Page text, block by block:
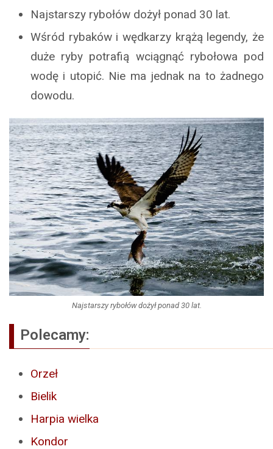
Najstarszy rybołów dożył ponad 30 lat.
Wśród rybaków i wędkarzy krążą legendy, że
duże ryby potrafią wciągnąć rybołowa pod
wodę i utopić. Nie ma jednak na to żadnego
dowodu.
Najstarszy rybołów dożył ponad 30 lat.
Polecamy:
Orzeł
Bielik
Harpia wielka
Kondor